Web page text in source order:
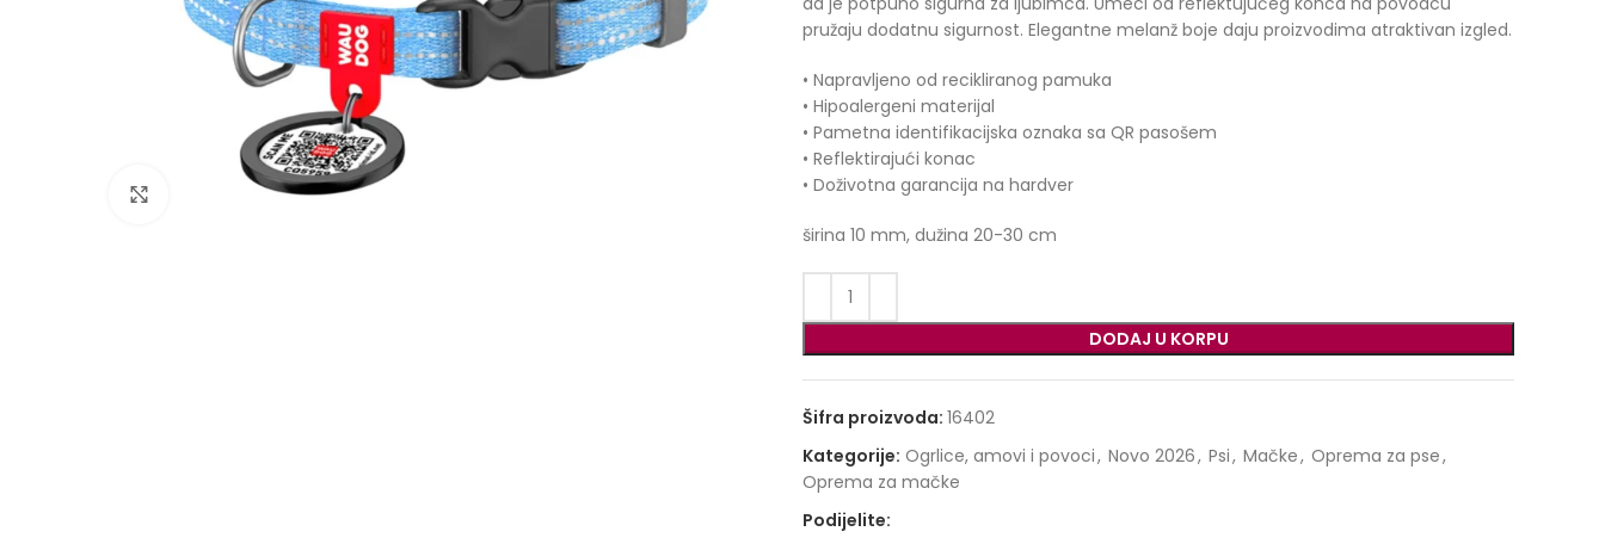
Click to enlarge
pružaju dodatnu sigurnost. Elegantne melanž boje daju proizvodima atraktivan izgled.
• Napravljeno od recikliranog pamuka
• Hipoalergeni materijal
• Pametna identifikacijska oznaka sa QR pasošem
• Reflektirajući konac
• Doživotna garancija na hardver
širina 10 mm, dužina 20-30 cm
DODAJ U KORPU
Šifra proizvoda: 16402
Kategorije: Ogrlice, amovi i povoci, Novo 2026, Psi, Mačke, Oprema za pse,
Oprema za mačke
Podijelite: